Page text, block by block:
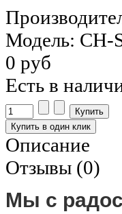
Модель: CH-
0 руб
Есть в
Описание
Отзывы (0)
Мы с